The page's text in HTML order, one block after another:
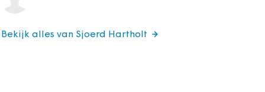
Bekijk alles van Sjoerd Hartholt